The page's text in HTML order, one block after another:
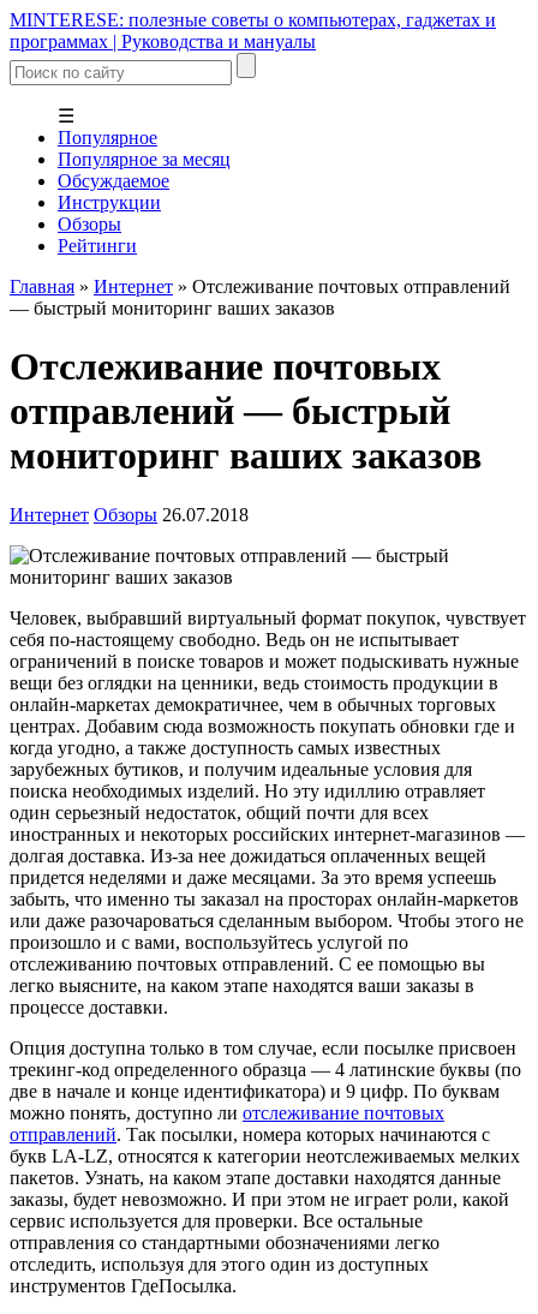
MINTERESE: полезные советы о компьютерах, гаджетах и
программах | Руководства и мануалы
☰
Популярное
Популярное за месяц
Обсуждаемое
Инструкции
Обзоры
Рейтинги
Главная » Интернет » Отслеживание почтовых отправлений
— быстрый мониторинг ваших заказов
Отслеживание почтовых
отправлений — быстрый
мониторинг ваших заказов
Интернет Обзоры 26.07.2018
Человек, выбравший виртуальный формат покупок, чувствует
себя по-настоящему свободно. Ведь он не испытывает
ограничений в поиске товаров и может подыскивать нужные
вещи без оглядки на ценники, ведь стоимость продукции в
онлайн-маркетах демократичнее, чем в обычных торговых
центрах. Добавим сюда возможность покупать обновки где и
когда угодно, а также доступность самых известных
зарубежных бутиков, и получим идеальные условия для
поиска необходимых изделий. Но эту идиллию отравляет
один серьезный недостаток, общий почти для всех
иностранных и некоторых российских интернет-магазинов —
долгая доставка. Из-за нее дожидаться оплаченных вещей
придется неделями и даже месяцами. За это время успеешь
забыть, что именно ты заказал на просторах онлайн-маркетов
или даже разочароваться сделанным выбором. Чтобы этого не
произошло и с вами, воспользуйтесь услугой по
отслеживанию почтовых отправлений. С ее помощью вы
легко выясните, на каком этапе находятся ваши заказы в
процессе доставки.
Опция доступна только в том случае, если посылке присвоен
трекинг-код определенного образца — 4 латинские буквы (по
две в начале и конце идентификатора) и 9 цифр. По буквам
можно понять, доступно ли отслеживание почтовых
отправлений. Так посылки, номера которых начинаются с
букв LA-LZ, относятся к категории неотслеживаемых мелких
пакетов. Узнать, на каком этапе доставки находятся данные
заказы, будет невозможно. И при этом не играет роли, какой
сервис используется для проверки. Все остальные
отправления со стандартными обозначениями легко
отследить, используя для этого один из доступных
инструментов ГдеПосылка.